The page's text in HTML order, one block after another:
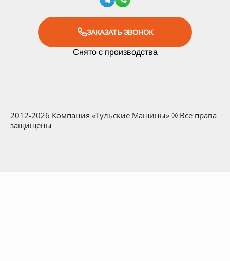
ЗАКАЗАТЬ ЗВОНОК
Снято с производства
2012-2026 Компания «Тульские Машины» ® Все права
защищены